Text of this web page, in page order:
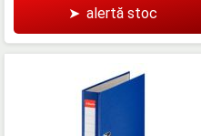
➤ alertă stoc